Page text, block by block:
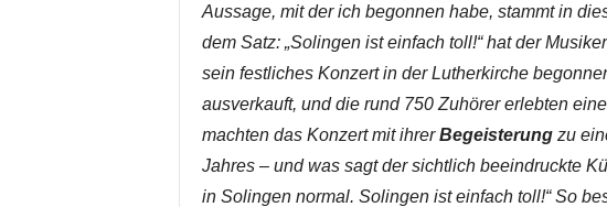
Aussage, mit der ich begonnen habe, stammt in
dem Satz: „Solingen ist einfach toll!“ hat der
sein festliches Konzert in der Lutherkirche
ausverkauft, und die rund 750 Zuhörer erlebten
machten das Konzert mit ihrerBegeisterungzu
Jahres – und was sagt der sichtlich beeindruckte
in Solingen normal. Solingen ist einfach toll!“ So